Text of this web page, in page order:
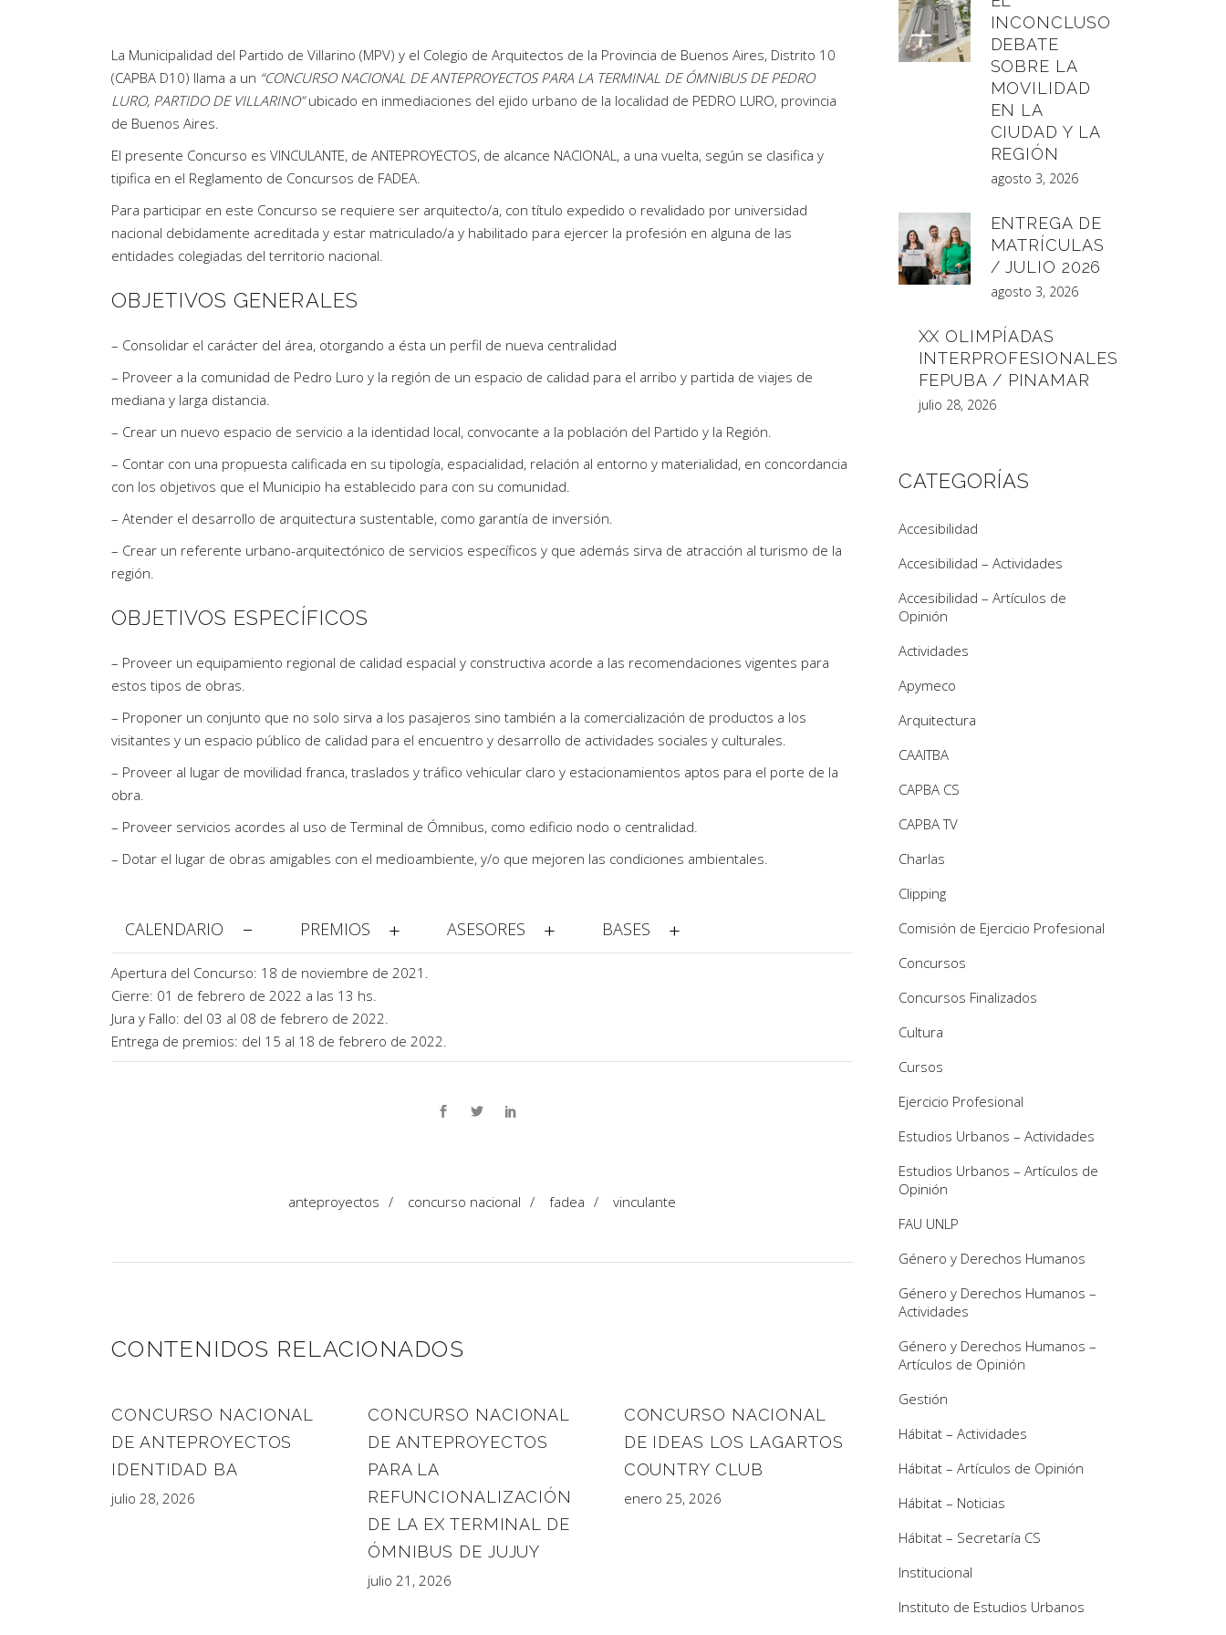
La Municipalidad del Partido de Villarino (MPV) y el Colegio de Arquitectos de la Provincia de Buenos Aires, Distrito 10
(CAPBA D10) llama a un “CONCURSO NACIONAL DE ANTEPROYECTOS PARA LA TERMINAL DE ÓMNIBUS DE PEDRO
LURO, PARTIDO DE VILLARINO”ubicado en inmediaciones del ejido urbano de la localidad de PEDRO LURO, provincia
de Buenos Aires.
El presente Concurso es VINCULANTE, de ANTEPROYECTOS, de alcance NACIONAL, a una vuelta, según se clasifica y
tipifica en el Reglamento de Concursos de FADEA.
Para participar en este Concurso se requiere ser arquitecto/a, con título expedido o revalidado por universidad
nacional debidamente acreditada y estar matriculado/a y habilitado para ejercer la profesión en alguna de las
entidades colegiadas del territorio nacional.
OBJETIVOS GENERALES
– Consolidar el carácter del área, otorgando a ésta un perfil de nueva centralidad
– Proveer a la comunidad de Pedro Luro y la región de un espacio de calidad para el arribo y partida de viajes de
mediana y larga distancia.
– Crear un nuevo espacio de servicio a la identidad local, convocante a la población del Partido y la Región.
– Contar con una propuesta calificada en su tipología, espacialidad, relación al entorno y materialidad, en concordancia
con los objetivos que el Municipio ha establecido para con su comunidad.
– Atender el desarrollo de arquitectura sustentable, como garantía de inversión.
– Crear un referente urbano-arquitectónico de servicios específicos y que además sirva de atracción al turismo de la
región.
OBJETIVOS ESPECÍFICOS
– Proveer un equipamiento regional de calidad espacial y constructiva acorde a las recomendaciones vigentes para
estos tipos de obras.
– Proponer un conjunto que no solo sirva a los pasajeros sino también a la comercialización de productos a los
visitantes y un espacio público de calidad para el encuentro y desarrollo de actividades sociales y culturales.
– Proveer al lugar de movilidad franca, traslados y tráfico vehicular claro y estacionamientos aptos para el porte de la
obra.
– Proveer servicios acordes al uso de Terminal de Ómnibus, como edificio nodo o centralidad.
– Dotar el lugar de obras amigables con el medioambiente, y/o que mejoren las condiciones ambientales.
CALENDARIO PREMIOS ASESORES BASES
Apertura del Concurso: 18 de noviembre de 2021.
Cierre: 01 de febrero de 2022 a las 13 hs.
Jura y Fallo: del 03 al 08 de febrero de 2022.
Entrega de premios: del 15 al 18 de febrero de 2022.
anteproyectos / concurso nacional / fadea / vinculante
CONTENIDOS RELACIONADOS
CONCURSO NACIONAL
DE ANTEPROYECTOS
IDENTIDAD BA
julio 28, 2026
CONCURSO NACIONAL
DE ANTEPROYECTOS
PARA LA
REFUNCIONALIZACIÓN
DE LA EX TERMINAL DE
ÓMNIBUS DE JUJUY
julio 21, 2026
CONCURSO NACIONAL
DE IDEAS LOS LAGARTOS
COUNTRY CLUB
enero 25, 2026
INCONCLUSO
DEBATE
SOBRE LA
MOVILIDAD
EN LA
CIUDAD Y LA
REGIÓN
agosto 3, 2026
ENTREGA DE
MATRÍCULAS
/ JULIO 2026
agosto 3, 2026
XX OLIMPÍADAS
INTERPROFESIONALES
FEPUBA / PINAMAR
julio 28, 2026
CATEGORÍAS
Accesibilidad
Accesibilidad – Actividades
Accesibilidad – Artículos de
Opinión
Actividades
Apymeco
Arquitectura
CAAITBA
CAPBA CS
CAPBA TV
Charlas
Clipping
Comisión de Ejercicio Profesional
Concursos
Concursos Finalizados
Cultura
Cursos
Ejercicio Profesional
Estudios Urbanos – Actividades
Estudios Urbanos – Artículos de
Opinión
FAU UNLP
Género y Derechos Humanos
Género y Derechos Humanos –
Actividades
Género y Derechos Humanos –
Artículos de Opinión
Gestión
Hábitat – Actividades
Hábitat – Artículos de Opinión
Hábitat – Noticias
Hábitat – Secretaría CS
Institucional
Instituto de Estudios Urbanos